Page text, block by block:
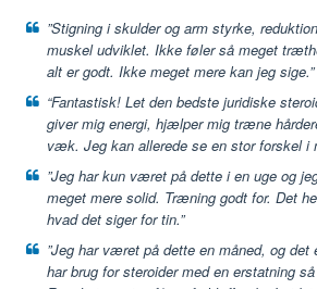
”Stigning i skulder og arm styrke,
muskel udviklet. Ikke føler så meget
alt er godt. Ikke meget mere kan jeg sige.”
“Fantastisk! Let den bedste juridiske
giver mig energi, hjælper mig træne
væk. Jeg kan allerede se en stor forskel i
”Jeg har kun været på dette i en uge og
meget mere solid. Træning godt for. Det
hvad det siger for tin.”
”Jeg har været på dette en måned, og
har brug for steroider med en erstatning